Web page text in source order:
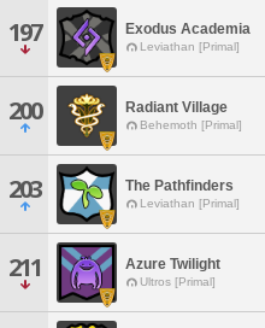
197 Exodus Academia
Leviathan [Primal]
200 Radiant Village
Behemoth [Primal]
203 The Pathfinders
Leviathan [Primal]
211 Azure Twilight
Ultros [Primal]